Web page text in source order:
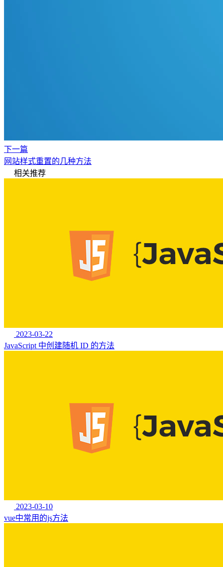
下一篇
网站样式重置的几种方法
相关推荐
2023-03-22
JavaScript 中创建随机 ID 的方法
2023-03-10
vue中常用的js方法